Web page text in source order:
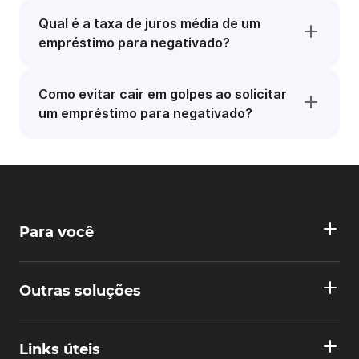
Qual é a taxa de juros média de um
empréstimo para negativado?
Como evitar cair em golpes ao solicitar
um empréstimo para negativado?
Para você
Outras soluções
Links úteis